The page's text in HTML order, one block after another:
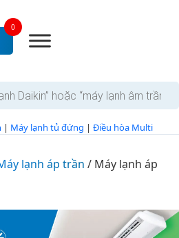
0
| Máy lạnh tủ đứng | Điều hòa Multi
lạnh áp trần / Máy lạnh áp